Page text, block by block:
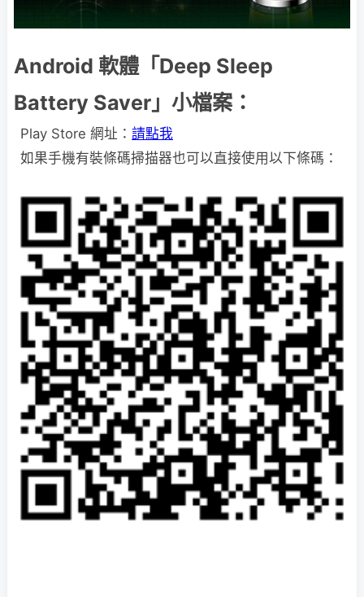
Android 軟體「Deep Sleep
Battery Saver」小檔案：
Play Store 網址： 請點我
如果手機有裝條碼掃描器也可以直接使用以下條碼：